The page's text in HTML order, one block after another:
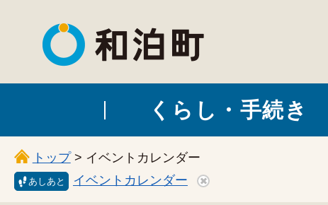
和泊町
くらし・手続き
トップ> イベントカレンダー
あしあと イベントカレンダー